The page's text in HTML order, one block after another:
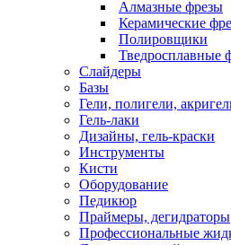
Алмазные фрезы
Керамические
Полировщики
Тведросплавные
Слайдеры
Базы
Гели, полигели,
Гель-лаки
Дизайны, гель-краски
Инструменты
Кисти
Оборудование
Педикюр
Праймеры, дегидраторы
Профессиональные